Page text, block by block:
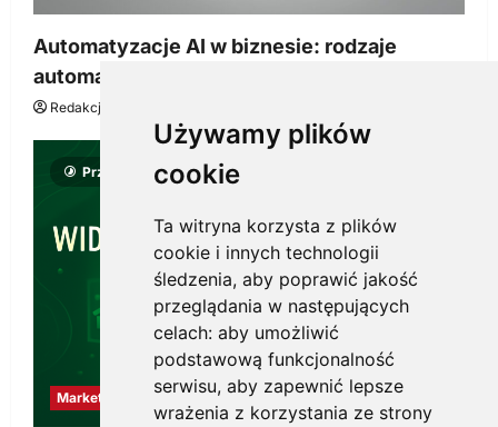
Używamy plików
cookie
Ta witryna korzysta z plików
cookie i innych technologii
śledzenia, aby poprawić jakość
przeglądania w następujących
celach: aby umożliwić
podstawową funkcjonalność
serwisu, aby zapewnić lepsze
wrażenia z korzystania ze strony
Automatyzacje AI w biznesie: rodzaje
automatyzacji i korzyści dla Twojej firmy
Redakcja KnowMore.pl
Przeczytano 8 minut
Marketing